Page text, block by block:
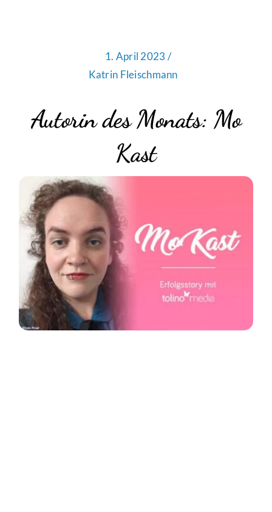
1. April 2023 /
Katrin Fleischmann
Autorin des Monats: Mo
Kast